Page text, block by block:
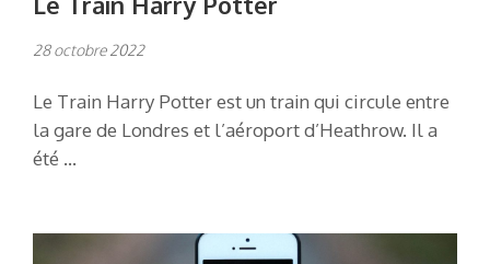
28 octobre 2022
Le Train Harry Potter est un train qui circule entre
la gare de Londres et l’aéroport d’Heathrow. Il a
été …